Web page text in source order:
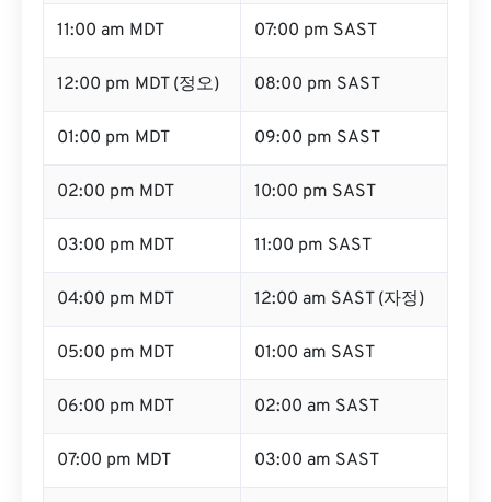
11:00 am MDT 07:00 pm SAST
12:00 pm MDT (정오) 08:00 pm SAST
01:00 pm MDT 09:00 pm SAST
02:00 pm MDT 10:00 pm SAST
03:00 pm MDT 11:00 pm SAST
04:00 pm MDT 12:00 am SAST (자정)
05:00 pm MDT 01:00 am SAST
06:00 pm MDT 02:00 am SAST
07:00 pm MDT 03:00 am SAST